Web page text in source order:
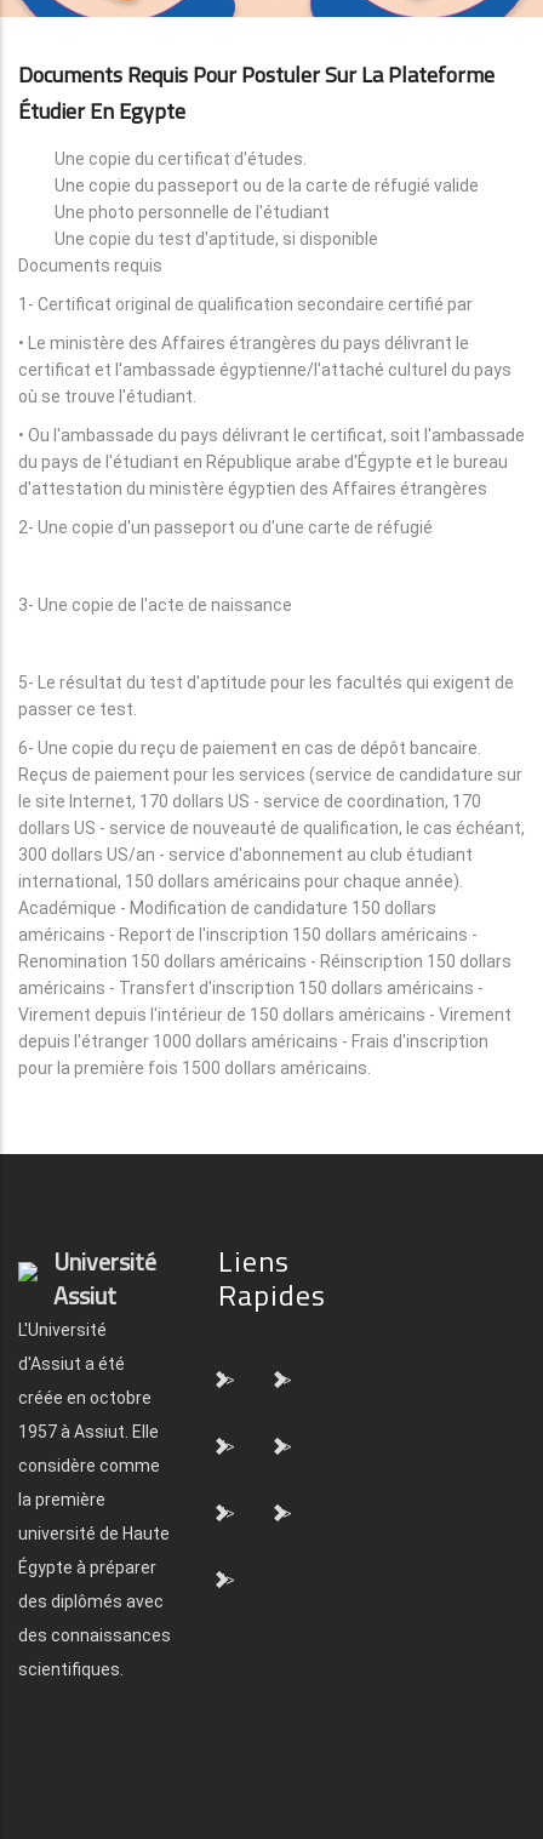
Documents Requis Pour Postuler Sur La Plateforme
Étudier En Egypte
Une copie du certificat d'études.
Une copie du passeport ou de la carte de réfugié valide
Une photo personnelle de l'étudiant
Une copie du test d'aptitude, si disponible
Documents requis
1- Certificat original de qualification secondaire certifié par
• Le ministère des Affaires étrangères du pays délivrant le
certificat et l'ambassade égyptienne/l'attaché culturel du pays
où se trouve l'étudiant.
• Ou l'ambassade du pays délivrant le certificat, soit l'ambassade
du pays de l'étudiant en République arabe d'Égypte et le bureau
d'attestation du ministère égyptien des Affaires étrangères
2- Une copie d'un passeport ou d'une carte de réfugié
3- Une copie de l'acte de naissance
5- Le résultat du test d'aptitude pour les facultés qui exigent de
passer ce test.
6- Une copie du reçu de paiement en cas de dépôt bancaire.
Reçus de paiement pour les services (service de candidature sur
le site Internet, 170 dollars US - service de coordination, 170
dollars US - service de nouveauté de qualification, le cas échéant,
300 dollars US/an - service d'abonnement au club étudiant
international, 150 dollars américains pour chaque année).
Académique - Modification de candidature 150 dollars
américains - Report de l'inscription 150 dollars américains -
Renomination 150 dollars américains - Réinscription 150 dollars
américains - Transfert d'inscription 150 dollars américains -
Virement depuis l'intérieur de 150 dollars américains - Virement
depuis l'étranger 1000 dollars américains - Frais d'inscription
pour la première fois 1500 dollars américains.
Université
Assiut
L'Université
d'Assiut a été
créée en octobre
1957 à Assiut. Elle
considère comme
la première
université de Haute
Égypte à préparer
des diplômés avec
des connaissances
scientifiques.
Liens
Rapides
"> ">
"> ">
"> ">
">